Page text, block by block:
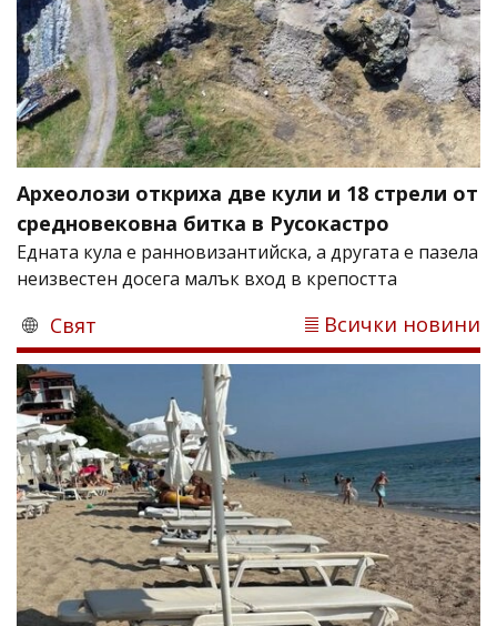
Археолози откриха две кули и 18 стрели от
средновековна битка в Русокастро
Едната кула е ранновизантийска, а другата е пазела
неизвестен досега малък вход в крепостта
Свят Всички новини